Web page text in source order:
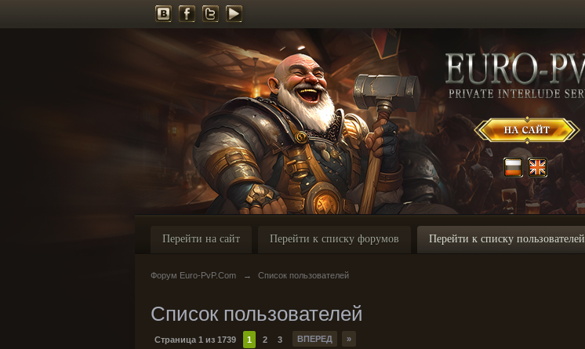
Перейти на сайт Перейти к списку форумов Перейти к списку пользователей
Форум Euro-PvP.Com → Список пользователей
Список пользователей
Страница 1 из 1739 1 2 3 ВПЕРЕД »